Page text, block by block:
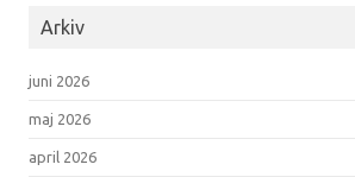
Arkiv
juni 2026
maj 2026
april 2026